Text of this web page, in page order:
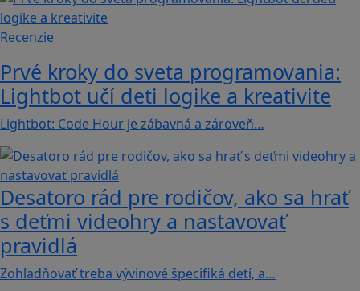
Recenzie
Prvé kroky do sveta programovania:
Lightbot učí deti logike a kreativite
Lightbot: Code Hour je zábavná a zároveň…
Desatoro rád pre rodičov, ako sa hrať
s deťmi videohry a nastavovať
pravidlá
Zohľadňovať treba vývinové špecifiká detí, a…